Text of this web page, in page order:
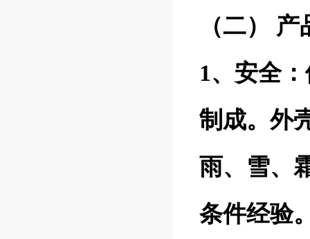
（二）
1、安全
制成。外
雨、雪、
条件经验